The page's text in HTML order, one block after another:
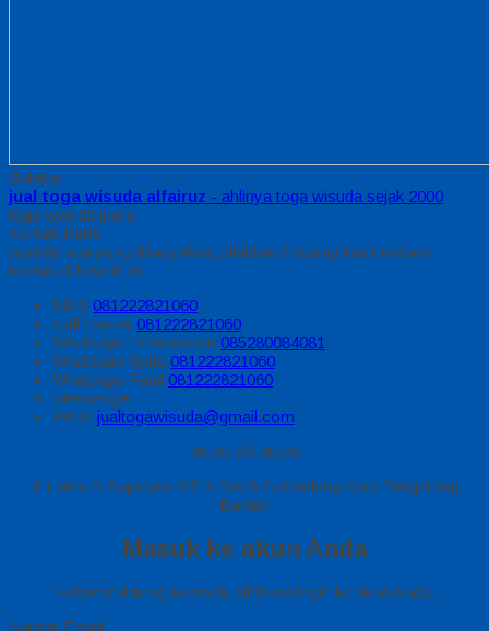
Sidebar
jual toga wisuda alfairuz - ahlinya toga wisuda sejak 2000
toga wisuda juara
Kontak Kami
Apabila ada yang ditanyakan, silahkan hubungi kami melalui
kontak di bawah ini.
SMS 081222821060
Call Center 081222821060
Whatsapp Pemesanan 085280084081
Whatsapp Syifa 081222821060
Whatsapp Fadil 081222821060
Messenger
Email jualtogawisuda@gmail.com
08.00 s/d 20.00
Jl Letda D Suprapto RT 3 RW 5 Gerendeng Kota Tangerang
Banten
Masuk ke akun Anda
Selamat datang kembali, silahkan login ke akun Anda.